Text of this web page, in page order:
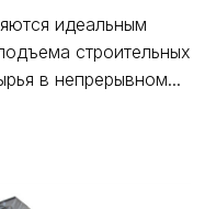
идеальным
строительных
в непрерывном...